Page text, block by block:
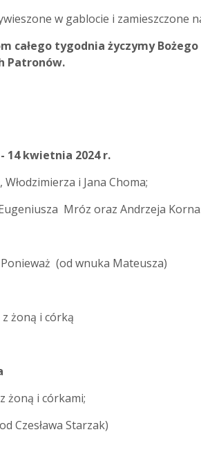
w gablocie i zamieszczone
tygodnia życzymy
Patronów.
14 kwietnia 2024 r.
i Jana Choma;
Mróz oraz Andrzeja
(od wnuka Mateusza)
i córką
i córkami;
Czesława Starzak)